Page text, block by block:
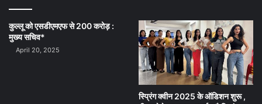
कुल्लू को एसडीएमएफ से 200 करोड़ :
मुख्य सचिव*
April 20, 2025
स्प्रिंग क्वीन 2025 के ऑडिशन शुरू ,